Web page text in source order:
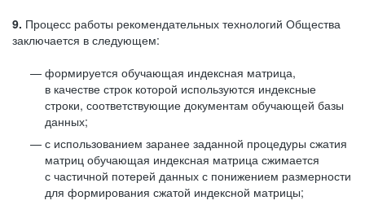
9. Процесс работы рекомендательных технологий Общества
заключается в следующем:
формируется обучающая индексная матрица,
в качестве строк которой используются индексные
строки, соответствующие документам обучающей базы
данных;
с использованием заранее заданной процедуры сжатия
матриц обучающая индексная матрица сжимается
с частичной потерей данных с понижением размерности
для формирования сжатой индексной матрицы;